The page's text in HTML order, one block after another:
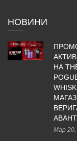
НОВИНИ
НА
Мар 20,